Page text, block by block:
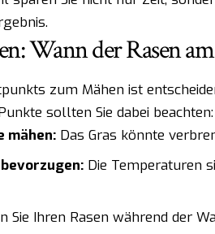
Wann der Rasen
zum Mähen ist
sollten Sie dabei beachten:
mähen:Das Gras könnte
Die Temperaturen
Sie Ihren Rasen während der